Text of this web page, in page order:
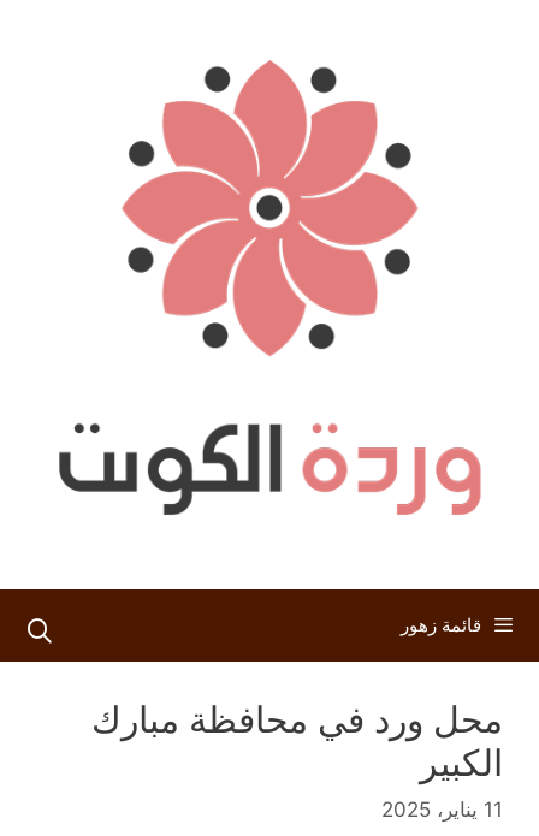
قائمة زهور
محل ورد في محافظة مبارك
الكبير
11 يناير، 2025